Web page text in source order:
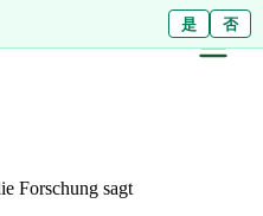
ไม่ใช่
是 否
Forschung sagt